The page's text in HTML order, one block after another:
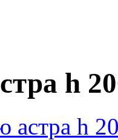
h
астра h